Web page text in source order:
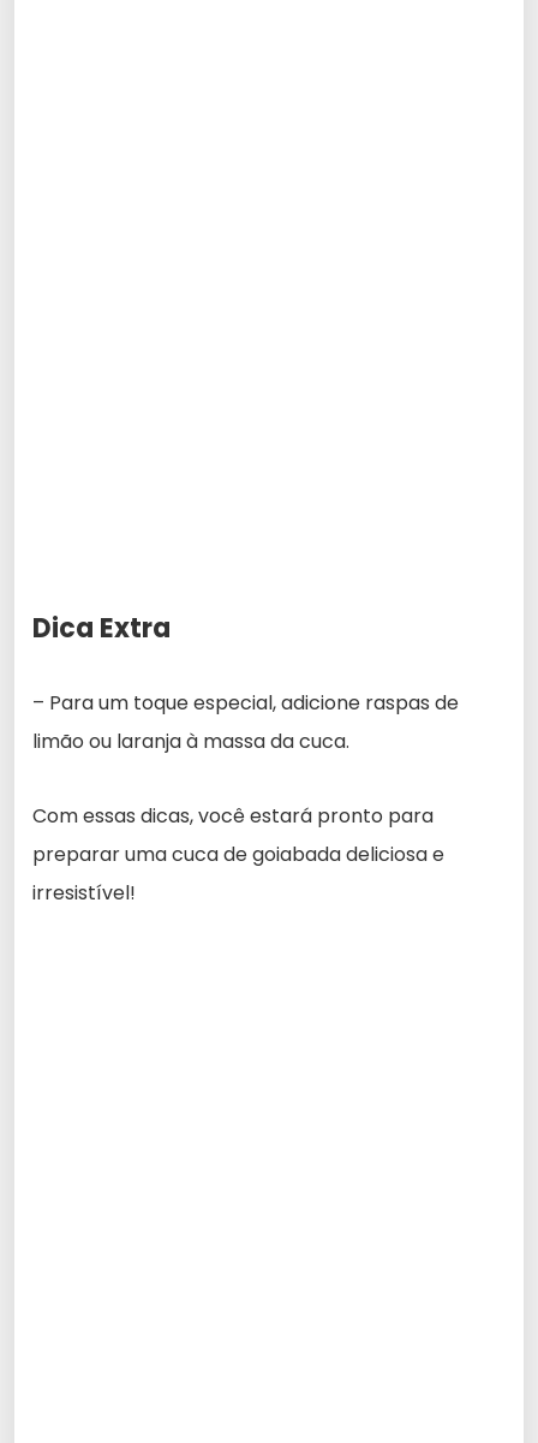
Dica Extra
– Para um toque especial, adicione raspas de
limão ou laranja à massa da cuca.
Com essas dicas, você estará pronto para
preparar uma cuca de goiabada deliciosa e
irresistível!